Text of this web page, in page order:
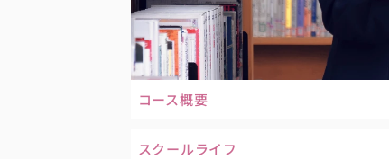
コース概要
スクールライフ